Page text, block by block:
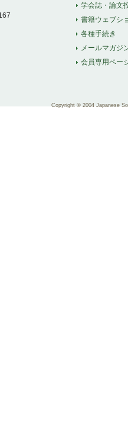
学会誌・論文
書籍ウェブシ
各種手続き
メールマガジ
会員専用ペー
Copyright © 2004 Japanese